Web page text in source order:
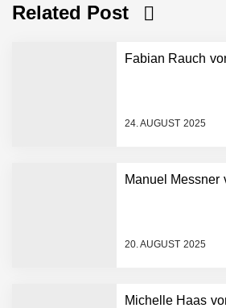
Related Post
Fabian Rauch
24. AUGUST 2025
Manuel Messner
20. AUGUST 2025
Michelle Haas
Portrait
Tabuthema